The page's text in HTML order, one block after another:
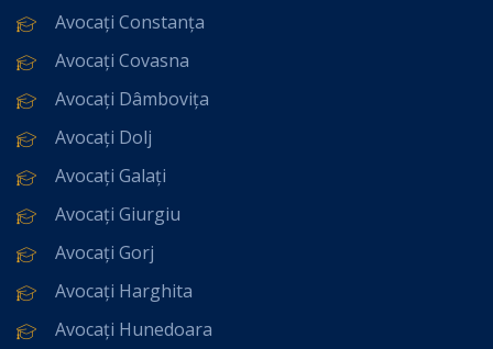
Avocați Constanța
Avocați Covasna
Avocați Dâmbovița
Avocați Dolj
Avocați Galați
Avocați Giurgiu
Avocați Gorj
Avocați Harghita
Avocați Hunedoara